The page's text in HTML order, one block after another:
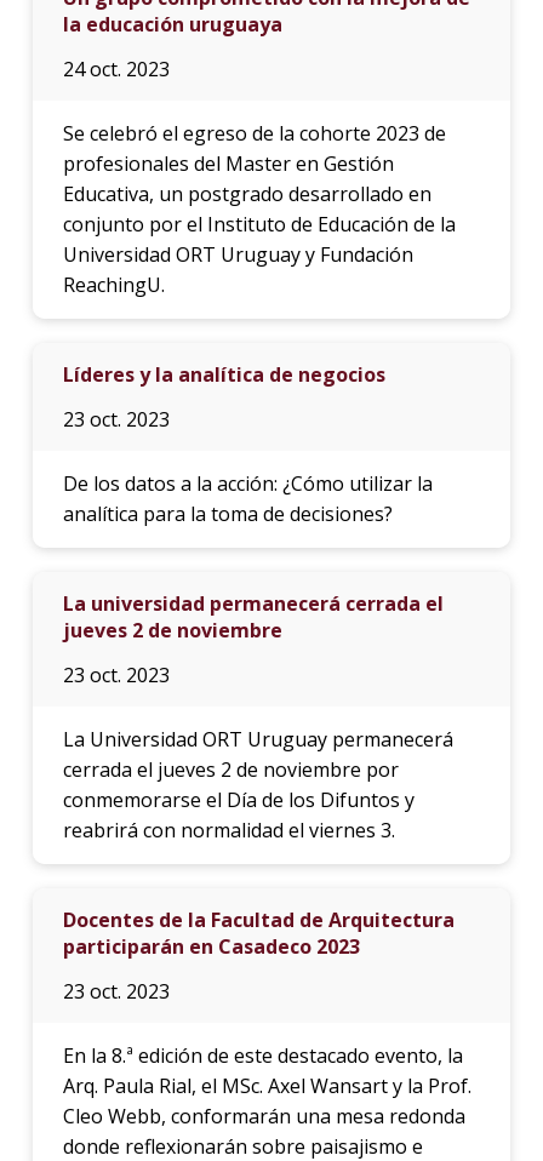
la educación uruguaya
24 oct. 2023
Se celebró el egreso de la cohorte 2023 de
profesionales del Master en Gestión
Educativa, un postgrado desarrollado en
conjunto por el Instituto de Educación de la
Universidad ORT Uruguay y Fundación
ReachingU.
Líderes y la analítica de negocios
23 oct. 2023
De los datos a la acción: ¿Cómo utilizar la
analítica para la toma de decisiones?
La universidad permanecerá cerrada el
jueves 2 de noviembre
23 oct. 2023
La Universidad ORT Uruguay permanecerá
cerrada el jueves 2 de noviembre por
conmemorarse el Día de los Difuntos y
reabrirá con normalidad el viernes 3.
Docentes de la Facultad de Arquitectura
participarán en Casadeco 2023
23 oct. 2023
En la 8.ª edición de este destacado evento, la
Arq. Paula Rial, el MSc. Axel Wansart y la Prof.
Cleo Webb, conformarán una mesa redonda
donde reflexionarán sobre paisajismo e